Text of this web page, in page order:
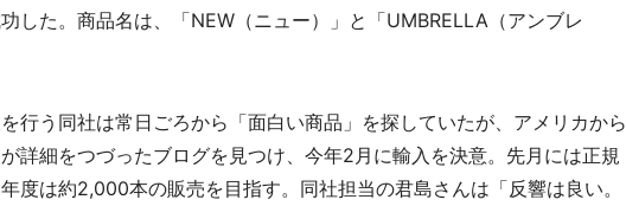
した。商品名は、「NEW（ニュー）」と「UMBRELLA（アンブレ
行う同社は常日ごろから「面白い商品」を探していたが、アメリカから
詳細をつづったブログを見つけ、今年2月に輸入を決意。先月には正規
度は約2,000本の販売を目指す。同社担当の君島さんは「反響は良い。